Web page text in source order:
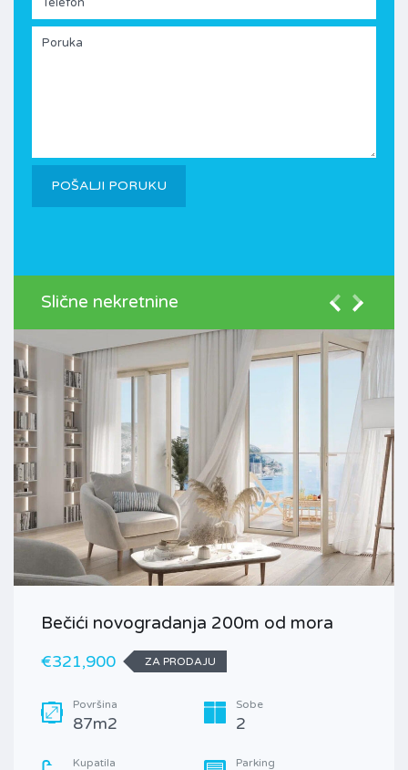
Slične nekretnine
Bečići novogradanja 200m od mora
€321,900
ZA PRODAJU
Površina
87m2
Sobe
2
Kupatila Parking